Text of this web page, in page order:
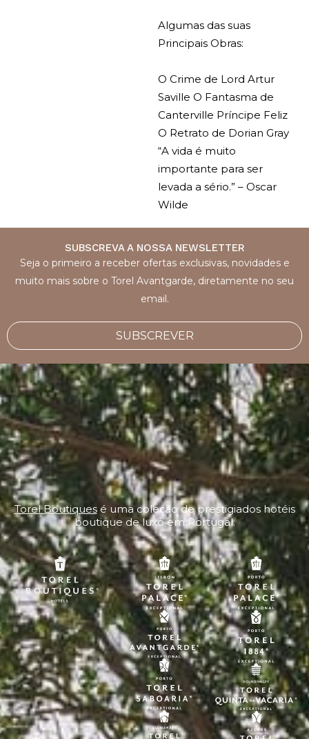
Algumas das suas
Principais Obras:
O Crime de Lord Artur
Saville O Fantasma de
Canterville Príncipe Feliz
O Retrato de Dorian Gray
“A vida é muito
importante para ser
levada a sério.” – Oscar
Wilde
SUBSCREVA A NOSSA NEWSLETTER
Seja o primeiro a receber ofertas exclusivas, novidades e
muito mais sobre o Torel Avantgarde, diretamente no seu
email.
SUBSCREVER
Torel Boutiquesé uma coleção de prestigiados hotéis
boutique de luxo em Portugal.